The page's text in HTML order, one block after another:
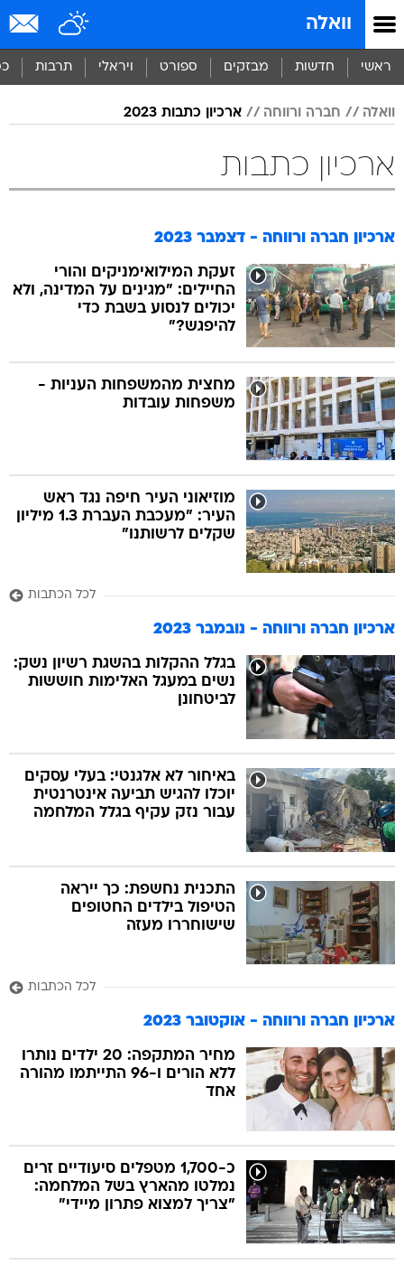
וואלה
ראשי חדשות מבזקים ספורט ויראלי תרבות
וואלה חברה ורווחה ארכיון כתבות 2023
ארכיון כתבות
ארכיון חברה ורווחה - דצמבר 2023
זעקת המילואימניקים והורי
החיילים: "מגינים על המדינה, ולא
יכולים לנסוע בשבת כדי
להיפגש?"
מחצית מהמשפחות העניות -
משפחות עובדות
מוזיאוני העיר חיפה נגד ראש
העיר: "מעכבת העברת 1.3 מיליון
שקלים לרשותנו"
לכל הכתבות
ארכיון חברה ורווחה - נובמבר 2023
בגלל ההקלות בהשגת רשיון נשק:
נשים במעגל האלימות חוששות
לביטחונן
באיחור לא אלגנטי: בעלי עסקים
יוכלו להגיש תביעה אינטרנטית
עבור נזק עקיף בגלל המלחמה
התכנית נחשפת: כך ייראה
הטיפול בילדים החטופים
שישוחררו מעזה
לכל הכתבות
ארכיון חברה ורווחה - אוקטובר 2023
מחיר המתקפה: 20 ילדים נותרו
ללא הורים ו-96 התייתמו מהורה
אחד
כ-1,700 מטפלים סיעודיים זרים
נמלטו מהארץ בשל המלחמה:
"צריך למצוא פתרון מיידי"